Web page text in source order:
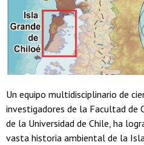
Un equipo multidisciplinario de
investigadores de la Facultad de
de la Universidad de Chile, ha
vasta historia ambiental de la